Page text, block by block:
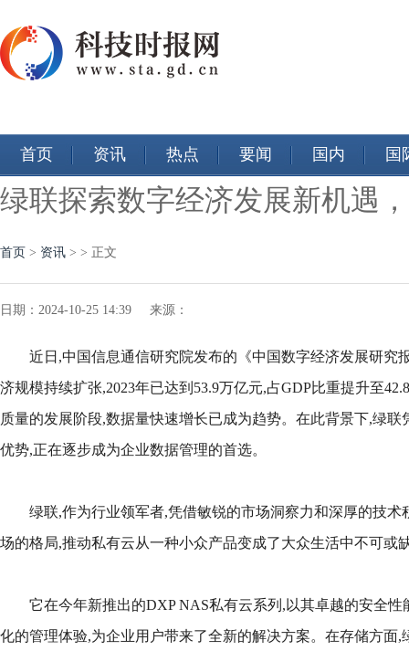
首页 资讯 热点 要闻 国内 国
绿联探索数字经济发展新机遇
首页 > 资讯 > > 正文
日期：2024-10-25 14:39 来源：
近日,中国信息通信研究院发布的《中国数字经济发展研究
济规模持续扩张,2023年已达到53.9万亿元,占GDP比重提升至
质量的发展阶段,数据量快速增长已成为趋势。在此背景下,绿
优势,正在逐步成为企业数据管理的首选。
绿联,作为行业领军者,凭借敏锐的市场洞察力和深厚的技术
场的格局,推动私有云从一种小众产品变成了大众生活中不可或
它在今年新推出的DXP NAS私有云系列,以其卓越的安全
化的管理体验,为企业用户带来了全新的解决方案。在存储方面